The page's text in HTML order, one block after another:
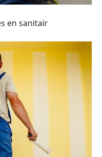
en sanitair